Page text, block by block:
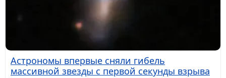
Астрономы впервые сняли гибель
массивной звезды с первой секунды взрыва